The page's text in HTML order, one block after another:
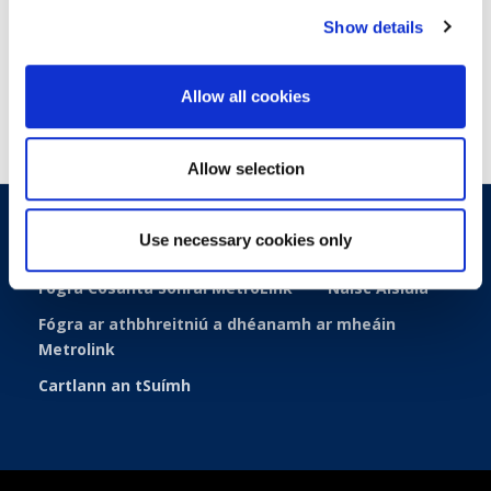
Show details
Allow all cookies
Allow selection
Use necessary cookies only
Feabhsuithe is féidir a choinneáil ar
Inrochtaineacht Teagmháil
Beartas Fianán
Fógra Cosanta Sonraí MetroLink
Naisc Áisiúla
Fógra ar athbhreitniú a dhéanamh ar mheáin
Metrolink
Cartlann an tSuímh